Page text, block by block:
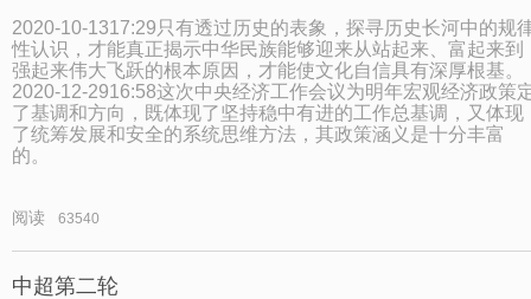
2020-10-1317:29只有透过历史的表象，探寻历史长河中的规
性认识，才能真正揭示中华民族能够迎来从站起来、富起来到
强起来伟大飞跃的根本原因，才能使文化自信具有深厚根基。
2020-12-2916:58这次中央经济工作会议为明年宏观经济政策
了基调和方向，既体现了坚持稳中有进的工作总基调，又体现
了统筹发展和安全的系统思维方法，其政策涵义是十分丰富
的。
阅读 63540
中超第二轮